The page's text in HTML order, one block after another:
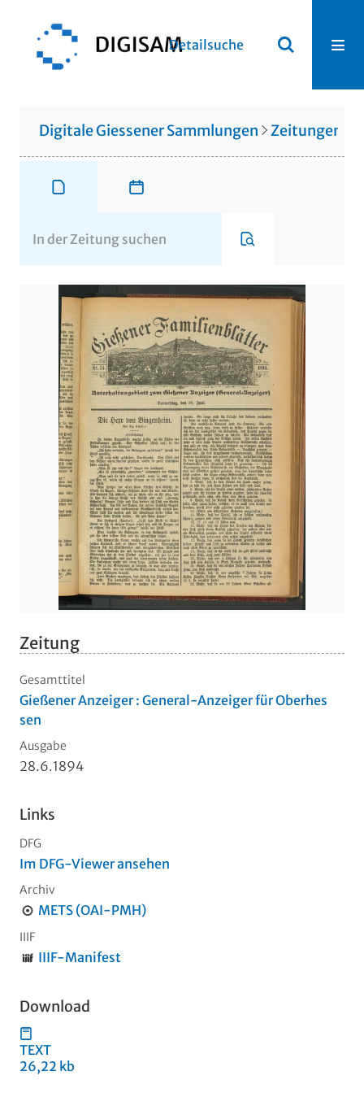
Detailsuche
Digitale Giessener Sammlungen Zeitungen
Zeitung
Gesamttitel
Gießener Anzeiger : General-Anzeiger für Oberhes
sen
Ausgabe
28.6.1894
Links
DFG
Im DFG-Viewer ansehen
Archiv
METS (OAI-PMH)
IIIF
IIIF-Manifest
Download
TEXT
26,22 kb